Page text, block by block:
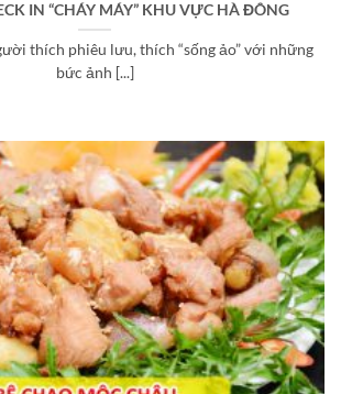
IN “CHÁY MÁY” KHU VỰC HÀ ĐÔNG
thích phiêu lưu, thích “sống ảo” với những
bức ảnh [...]